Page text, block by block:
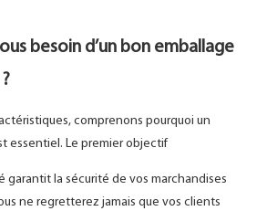
besoin d’un bon emballage
comprenons pourquoi un
essentiel. Le premier objectif
garantit la sécurité de vos marchandises
ne regretterez jamais que vos clients